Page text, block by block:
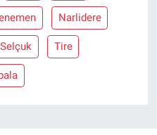
Narlidere
Selçuk Tire